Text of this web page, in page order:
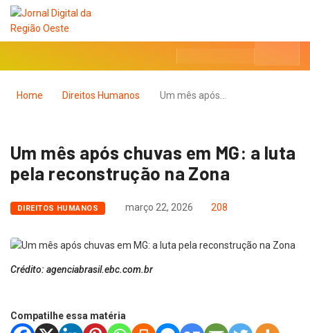
Home Direitos Humanos Um mês após…
Um mês após chuvas em MG: a luta
pela reconstrução na Zona
DIREITOS HUMANOS março 22, 2026 208
Crédito: agenciabrasil.ebc.com.br
Compatilhe essa matéria